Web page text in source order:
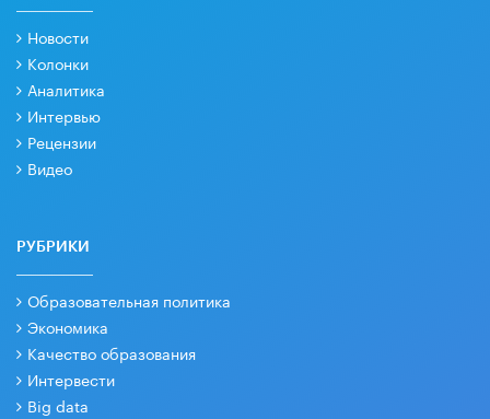
Новости
Колонки
Аналитика
Интервью
Рецензии
Видео
РУБРИКИ
Образовательная политика
Экономика
Качество образования
Интервести
Big data